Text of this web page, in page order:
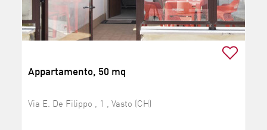
Appartamento, 50 mq
Via E. De Filippo , 1 , Vasto (CH)